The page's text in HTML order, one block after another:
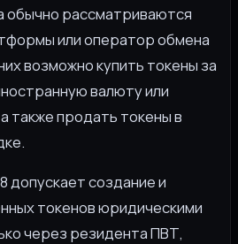
обычно рассматриваются
или оператор обмена
возможно купить токены за
валюту или
также продать токены в
создание и
токенов юридическими
через резидента ПВТ,